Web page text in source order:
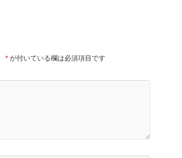
* が付いている欄は必須項目です